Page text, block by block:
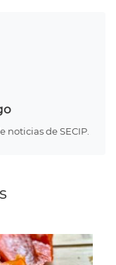
noticias de SECIP.